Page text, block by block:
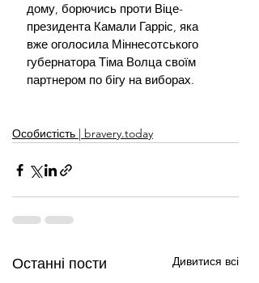
дому, борючись проти Віце-
президента Камали Гарріс, яка
вже оголосила Міннесотського
губернатора Тіма Волца своїм
партнером по бігу на виборах.
Особистість | bravery.today
Останні пости Дивитися всі